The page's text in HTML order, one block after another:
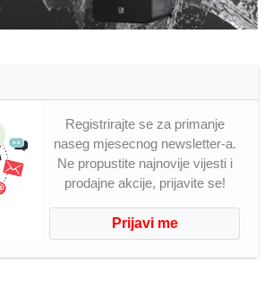
Registrirajte se za primanje
naseg mjesecnog newsletter-a.
Ne propustite najnovije vijesti i
prodajne akcije, prijavite se!
Prijavi me